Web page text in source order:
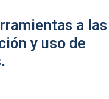
a las
y uso de